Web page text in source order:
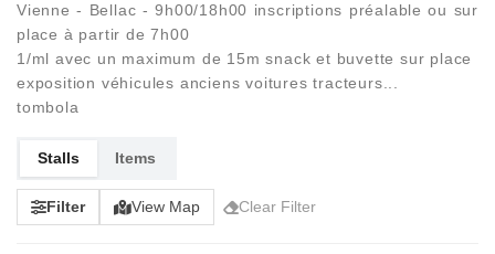
Vienne - Bellac - 9h00/18h00 inscriptions préalable ou sur
place à partir de 7h00
1/ml avec un maximum de 15m snack et buvette sur place
exposition véhicules anciens voitures tracteurs...
tombola
Stalls Items
Filter View Map Clear Filter